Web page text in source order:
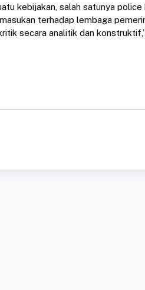
kebijakan, salah satunya
terhadap lembaga
secara analitik dan